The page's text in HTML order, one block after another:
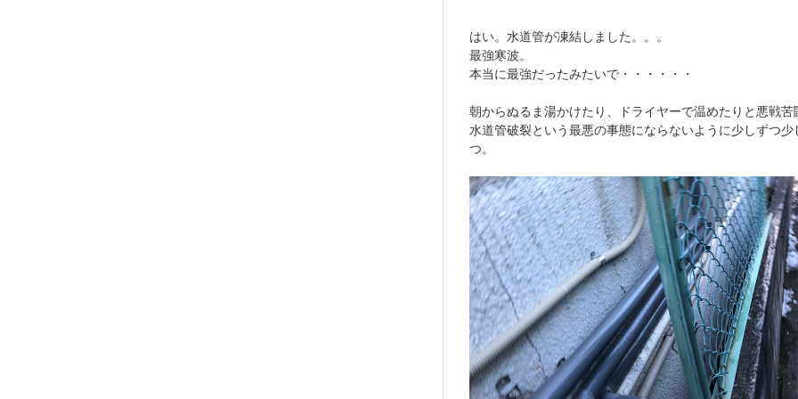
はい。水道管が凍結しました。。。
最強寒波。
本当に最強だったみたいで・・・・・・
朝からぬるま湯かけたり、ドライヤーで温めたりと悪戦苦
水道管破裂という最悪の事態にならないように少しずつ少
つ。